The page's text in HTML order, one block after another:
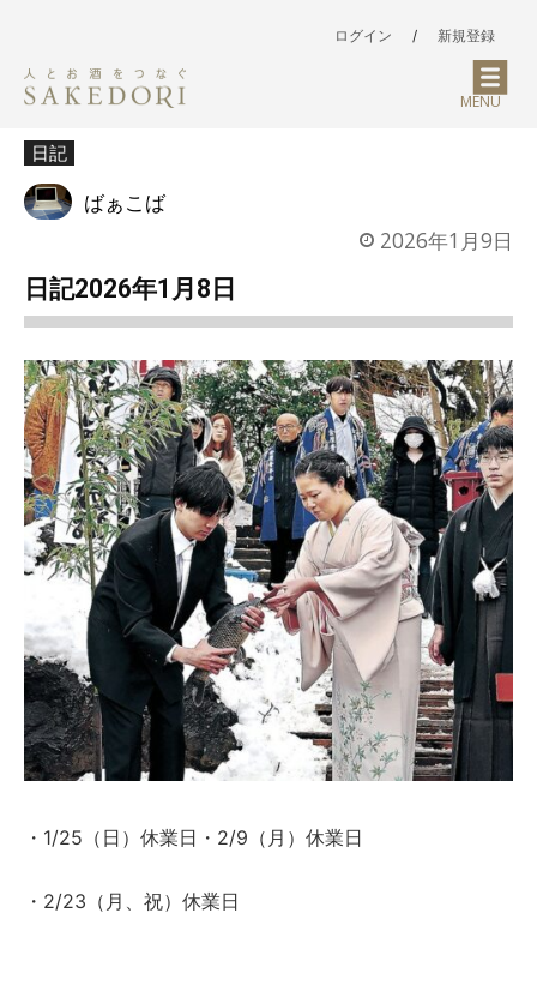
ログイン / 新規登録
MENU
日記
ばぁこば
2026年1月9日
日記2026年1月8日
・1/25（日）休業日・2/9（月）休業日
・2/23（月、祝）休業日